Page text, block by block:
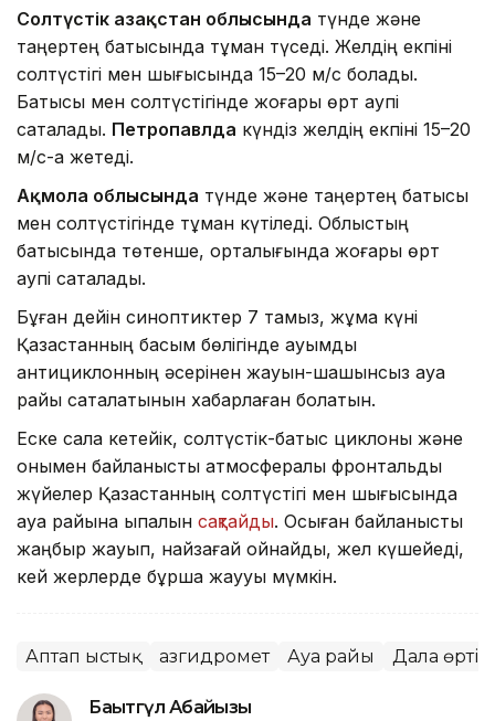
Солтүстік Қазақстан облысында түнде және
таңертең батысында тұман түседі. Желдің екпіні
солтүстігі мен шығысында 15–20 м/с болады.
Батысы мен солтүстігінде жоғары өрт қаупі
сақталады. Петропавлда күндіз желдің екпіні 15–20
м/с-қа жетеді.
Ақмола облысында түнде және таңертең батысы
мен солтүстігінде тұман күтіледі. Облыстың
батысында төтенше, орталығында жоғары өрт
қаупі сақталады.
Бұған дейін синоптиктер 7 тамыз, жұма күні
Қазақстанның басым бөлігінде ауқымды
антициклонның әсерінен жауын-шашынсыз ауа
райы сақталатынын хабарлаған болатын.
Еске сала кетейік, солтүстік-батыс циклоны және
онымен байланысты атмосфералық фронтальды
жүйелер Қазақстанның солтүстігі мен шығысында
ауа райына ықпалын сақтайды. Осыған байланысты
жаңбыр жауып, найзағай ойнайды, жел күшейеді,
кей жерлерде бұршақ жаууы мүмкін.
Аптап ыстық Қазгидромет Ауа райы Дала өрті
Бақытгүл Абайқызы